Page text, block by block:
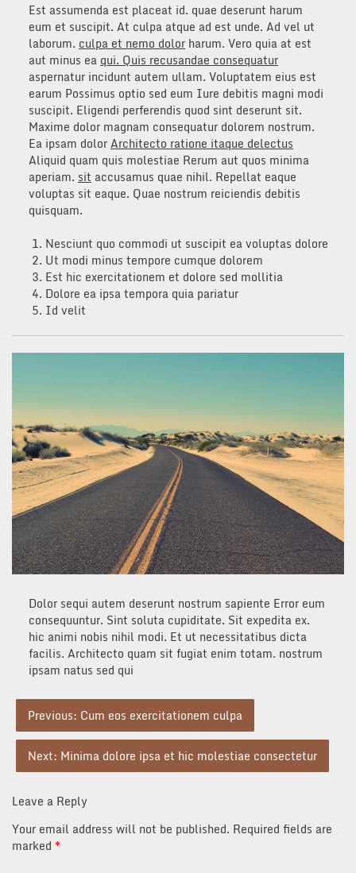
Est assumenda est placeat id. quae deserunt harum
eum et suscipit. At culpa atque ad est unde. Ad vel ut
laborum. culpa et nemo dolor harum. Vero quia at est
aut minus ea qui. Quis recusandae consequatur
aspernatur incidunt autem ullam. Voluptatem eius est
earum Possimus optio sed eum Iure debitis magni modi
suscipit. Eligendi perferendis quod sint deserunt sit.
Maxime dolor magnam consequatur dolorem nostrum.
Ea ipsam dolorArchitecto ratione itaque delectus
Aliquid quam quis molestiae Rerum aut quos minima
aperiam. sit accusamus quae nihil. Repellat eaque
voluptas sit eaque. Quae nostrum reiciendis debitis
quisquam.
Nesciunt quo commodi ut suscipit ea voluptas dolore
Ut modi minus tempore cumque dolorem
Est hic exercitationem et dolore sed mollitia
Dolore ea ipsa tempora quia pariatur
Id velit
Dolor sequi autem deserunt nostrum sapiente Error eum
consequuntur. Sint soluta cupiditate. Sit expedita ex.
hic animi nobis nihil modi. Et ut necessitatibus dicta
facilis. Architecto quam sit fugiat enim totam. nostrum
ipsam natus sed qui
Post
navigation
Previous: Cum eos exercitationem culpa
Next: Minima dolore ipsa et hic molestiae consectetur
Leave a Reply
Your email address will not be published. Required fields are
marked *